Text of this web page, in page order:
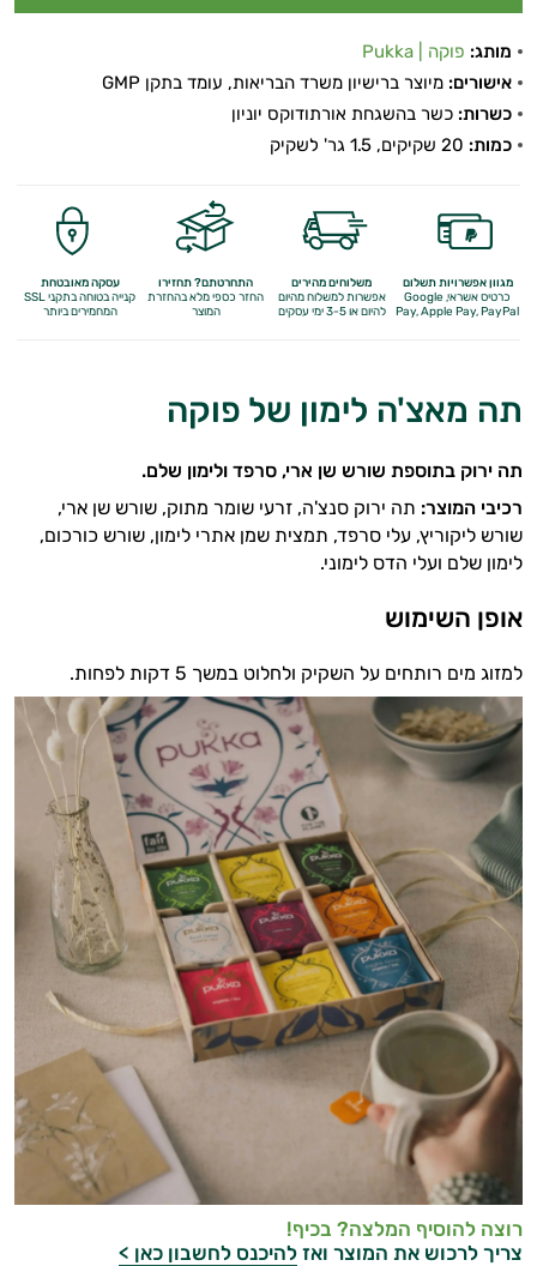
שובע
תרסיסים
לבקרת
תה
ממתיקים
חטיפים
ומזון
סמודי'ס
שמנים
משקאות
מותג: פוקה | Pukka
אישורים: מיוצר ברישיון משרד הבריאות, עומד בתקן GMP
כשרות: כשר בהשגחת אורתודוקס יוניון
כמות:
מגוון אפשרויות תשלום
כרטיס אשראי, Google
Pay,Apple Pay, PayPal
משלוחים מהירים
אפשרות למשלוח מהיום
להיום או 3-5 ימי עסקים
התחרטתם? תחזירו
החזר כספי מלאבהחזרת
המוצר
עסקה מאובטחת
קנייה בטוחה בתקני SSL
המחמירים ביותר
תה מאצ'ה לימון של פוקה
תה ירוק בתוספת שורש שן ארי, סרפד ולימון שלם.
רכיבי המוצר: תה ירוק סנצ'ה, זרעי שומר מתוק, שורש שן ארי,
שורש ליקוריץ, עלי סרפד, תמצית שמן אתרי לימון, שורש כורכום,
לימון שלם ועלי הדס לימוני.
אופן השימוש
למזוג מים רותחים על השקיק ולחלוט במשך 5 דקות לפחות.
רוצה להוסיף המלצה? בכיף!
צריך לרכוש את המוצר ואז להיכנס לחשבון כאן >